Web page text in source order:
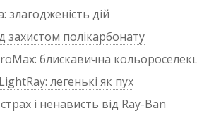
злагодженість дій
захистом полікарбонату
блискавична
легенькі як пух
і ненависть від Ray-Ban